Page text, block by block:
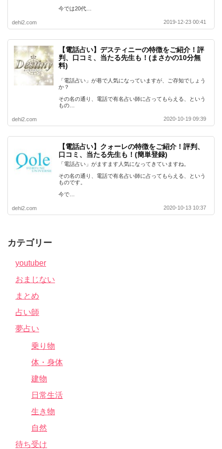
今では20代…
dehi2.com 2019-12-23 00:41
【電話占い】デスティニーの特徴をご紹介！評
判、口コミ、当たる先生も！(まさかの10分無
料)
「電話占い」が巷で人気になっていますが、ご存知でしょう
か？
その名の通り、電話で有名占い師に占ってもらえる、という
もの…
dehi2.com 2020-10-19 09:39
【電話占い】クォーレの特徴をご紹介！評判、
口コミ、当たる先生も！(簡単登録)
「電話占い」がますます人気になってきていますね。
その名の通り、電話で有名占い師に占ってもらえる、という
ものです。
今で…
dehi2.com 2020-10-13 10:37
カテゴリー
youtuber
おまじない
まとめ
占い師
夢占い
乗り物
体・身体
建物
日常生活
生き物
自然
待ち受け